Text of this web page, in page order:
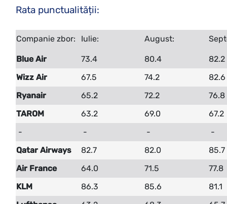
Rata punctualității:
Companie zbor:
Blue Air
Iulie:
73.4
August:
80.4
82.2
Wizz Air
67.5 74.2
82.6
Ryanair
65.2 72.2
76.8
TAROM
63.2 69.0
67.2
-
- -
-
Qatar Airways
82.7 82.0
85.7
Air France
64.0 71.5
77.8
KLM
86.3 85.6
81.1